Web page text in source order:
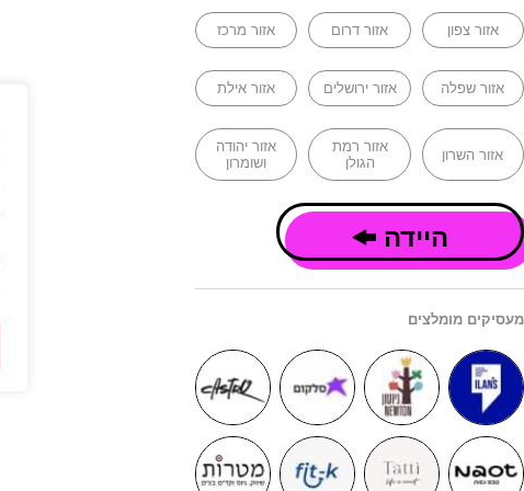
אזור צפון אזור דרום אזור מרכז
אזור שפלה אזור ירושלים אזור אילת
אזור השרון
אזור רמת
הגולן
אזור יהודה
ושומרון
היידה
מעסיקים מומלצים